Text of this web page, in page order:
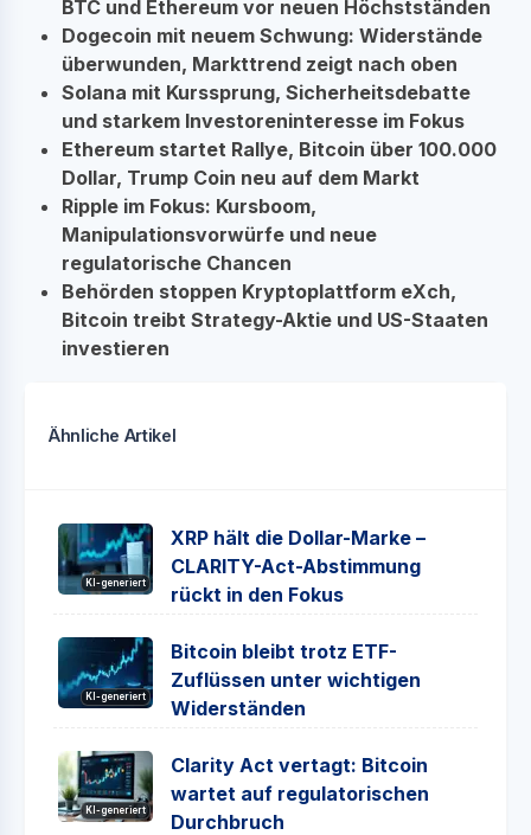
BTC und Ethereum vor neuen Höchstständen
Dogecoin mit neuem Schwung: Widerstände
überwunden, Markttrend zeigt nach oben
Solana mit Kurssprung, Sicherheitsdebatte
und starkem Investoreninteresse im Fokus
Ethereum startet Rallye, Bitcoin über 100.000
Dollar, Trump Coin neu auf dem Markt
Ripple im Fokus: Kursboom,
Manipulationsvorwürfe und neue
regulatorische Chancen
Behörden stoppen Kryptoplattform eXch,
Bitcoin treibt Strategy-Aktie und US-Staaten
investieren
Ähnliche Artikel
KI-generiert
XRP hält die Dollar-Marke –
CLARITY-Act-Abstimmung
rückt in den Fokus
KI-generiert
Bitcoin bleibt trotz ETF-
Zuflüssen unter wichtigen
Widerständen
KI-generiert
Clarity Act vertagt: Bitcoin
wartet auf regulatorischen
Durchbruch